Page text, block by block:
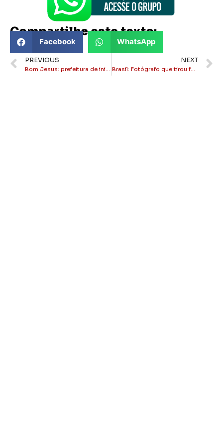
Compartilhe este texto:
Facebook WhatsApp
PREVIOUS NEXT
Brasil: Fotógrafo que tirou foto de Moraes fazendo gesto obsceno é demitido